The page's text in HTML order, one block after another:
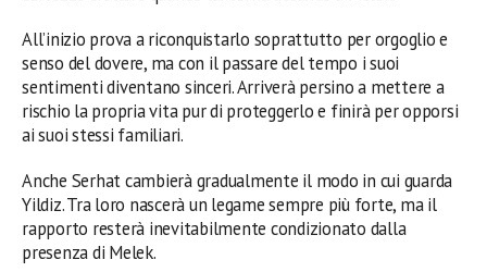
All’inizio prova a riconquistarlo soprattutto per orgoglio e
senso del dovere, ma con il passare del tempo i suoi
sentimenti diventano sinceri. Arriverà persino a mettere a
rischio la propria vita pur di proteggerlo e finirà per opporsi
ai suoi stessi familiari.
Anche Serhat cambierà gradualmente il modo in cui guarda
Yildiz. Tra loro nascerà un legame sempre più forte, ma il
rapporto resterà inevitabilmente condizionato dalla
presenza di Melek.